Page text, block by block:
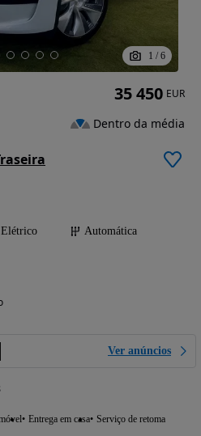
1 / 6
Elétrico
Automática
Ver anúncios
Entrega em casa Serviço de retoma
35 450 EUR
Dentro da média